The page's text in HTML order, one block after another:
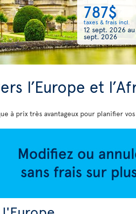
787$
taxes & frais incl.
12 sept. 2026 au
sept. 2026
l’Europe et
à prix très avantageux pour planifier